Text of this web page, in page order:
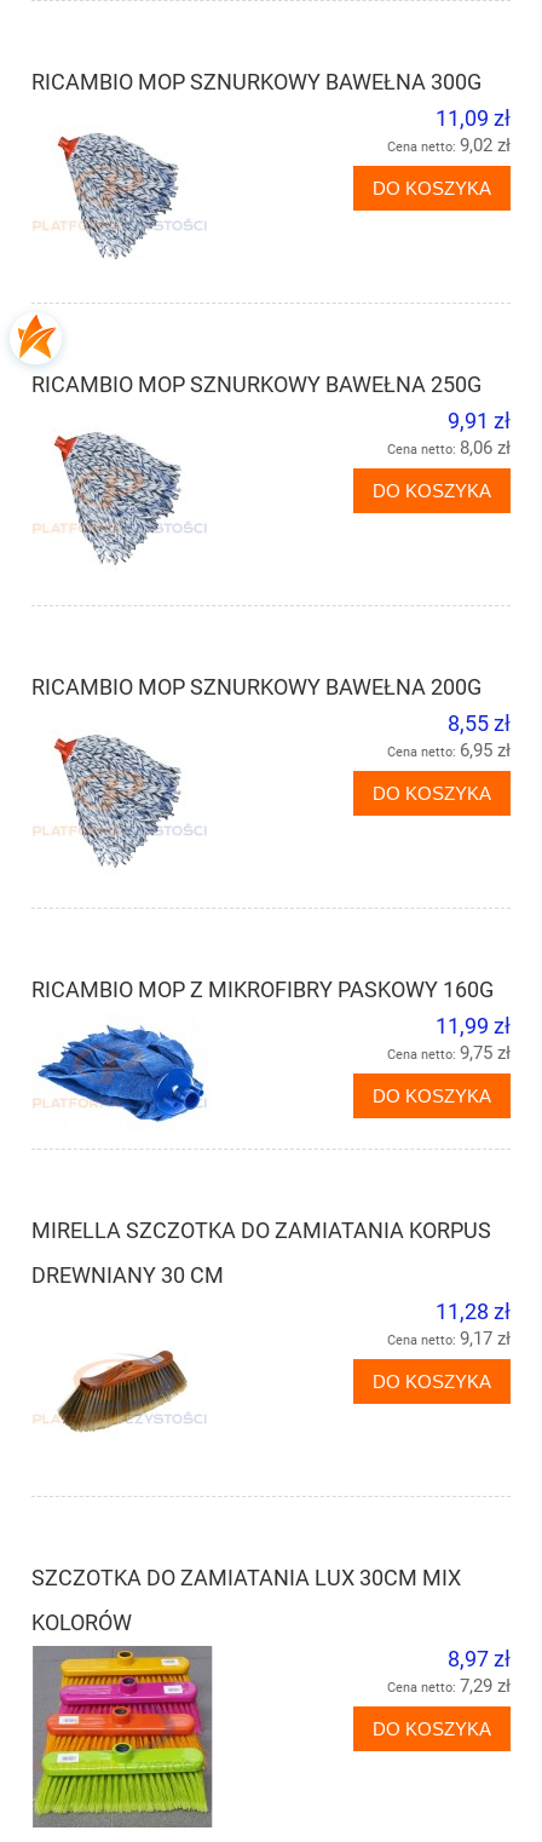
RICAMBIO MOP SZNURKOWY BAWEŁNA 300G
11,09 zł
Cena netto: 9,02 zł
DO KOSZYKA
RICAMBIO MOP SZNURKOWY BAWEŁNA 250G
9,91 zł
Cena netto: 8,06 zł
DO KOSZYKA
RICAMBIO MOP SZNURKOWY BAWEŁNA 200G
8,55 zł
Cena netto: 6,95 zł
DO KOSZYKA
RICAMBIO MOP Z MIKROFIBRY PASKOWY 160G
11,99 zł
Cena netto: 9,75 zł
DO KOSZYKA
MIRELLA SZCZOTKA DO ZAMIATANIA KORPUS
DREWNIANY 30 CM
11,28 zł
Cena netto: 9,17 zł
DO KOSZYKA
SZCZOTKA DO ZAMIATANIA LUX 30CM MIX
KOLORÓW
8,97 zł
Cena netto: 7,29 zł
DO KOSZYKA